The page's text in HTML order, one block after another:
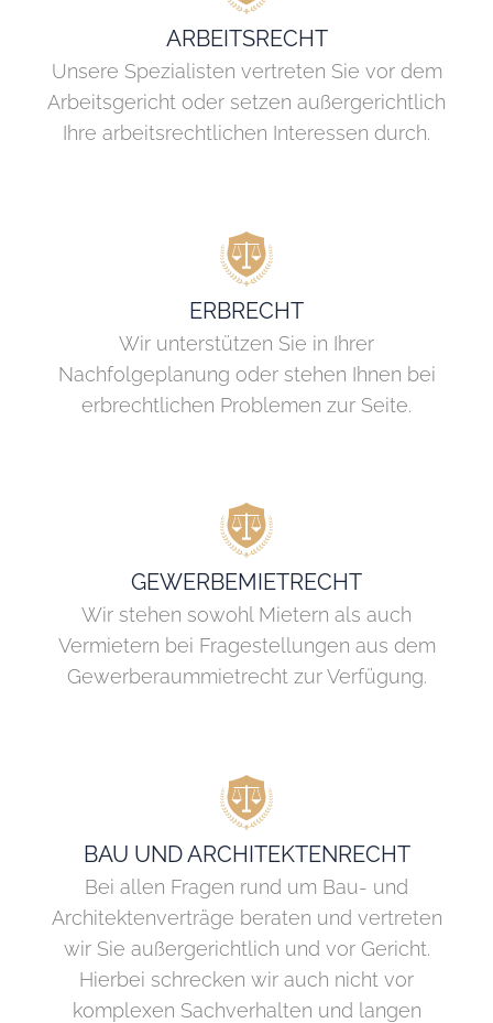
ARBEITSRECHT
Unsere Spezialisten vertreten Sie vor dem
Arbeitsgericht oder setzen außergerichtlich
Ihre arbeitsrechtlichen Interessen durch.
ERBRECHT
Wir unterstützen Sie in Ihrer
Nachfolgeplanung oder stehen Ihnen bei
erbrechtlichen Problemen zur Seite.
GEWERBEMIETRECHT
Wir stehen sowohl Mietern als auch
Vermietern bei Fragestellungen aus dem
Gewerberaummietrecht zur Verfügung.
BAU UND ARCHITEKTENRECHT
Bei allen Fragen rund um Bau- und
Architektenverträge beraten und vertreten
wir Sie außergerichtlich und vor Gericht.
Hierbei schrecken wir auch nicht vor
komplexen Sachverhalten und langen